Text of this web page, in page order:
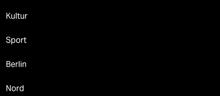
Kultur
Sport
Berlin
Nord